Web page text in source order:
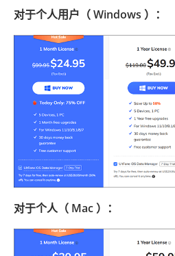
对于个人用户（ Windows ）：
对于个人（ Mac ）：